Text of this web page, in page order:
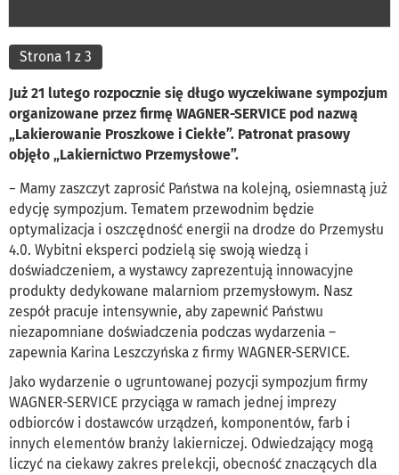
Strona 1 z 3
Już 21 lutego rozpocznie się długo wyczekiwane sympozjum
organizowane przez firmę WAGNER-SERVICE pod nazwą
„Lakierowanie Proszkowe i Ciekłe”. Patronat prasowy
objęło „Lakiernictwo Przemysłowe”.
− Mamy zaszczyt zaprosić Państwa na kolejną, osiemnastą już
edycję sympozjum. Tematem przewodnim będzie
optymalizacja i oszczędność energii na drodze do Przemysłu
4.0. Wybitni eksperci podzielą się swoją wiedzą i
doświadczeniem, a wystawcy zaprezentują innowacyjne
produkty dedykowane malarniom przemysłowym. Nasz
zespół pracuje intensywnie, aby zapewnić Państwu
niezapomniane doświadczenia podczas wydarzenia –
zapewnia Karina Leszczyńska z firmy WAGNER-SERVICE.
Jako wydarzenie o ugruntowanej pozycji sympozjum firmy
WAGNER-SERVICE przyciąga w ramach jednej imprezy
odbiorców i dostawców urządzeń, komponentów, farb i
innych elementów branży lakierniczej. Odwiedzający mogą
liczyć na ciekawy zakres prelekcji, obecność znaczących dla